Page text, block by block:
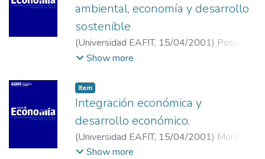
ambiental, economía y desarrollo
sostenible
(Universidad EAFIT, 15/04/2001) Posada
M., Luis Guillermo
Show more
Item
Integración económica y
desarrollo económico.
(Universidad EAFIT, 15/04/2001) Montoya
C., Carlos Alberto
Show more